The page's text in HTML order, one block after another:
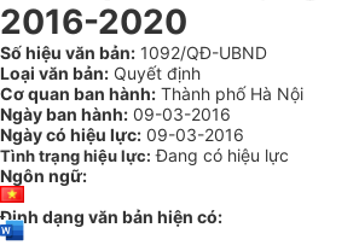
2016-2020
Số hiệu văn bản: 1092/QĐ-UBND
Loại văn bản: Quyết định
Cơ quan ban hành: Thành phố Hà Nội
Ngày ban hành: 09-03-2016
Ngày có hiệu lực: 09-03-2016
Tình trạng hiệu lực: Đang có hiệu lực
Ngôn ngữ:
Định dạng văn bản hiện có: